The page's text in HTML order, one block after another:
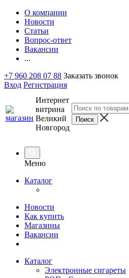
О компании
Новости
Статьи
Вопрос-ответ
Вакансии
...
+7 960 208 07 88 Заказать звонок
Вход Регистрация
Интернет
витрина
Великий
Новгород
Меню
Каталог
Новости
Как купить
Магазины
Вакансии
Каталог
Электронные сигареты